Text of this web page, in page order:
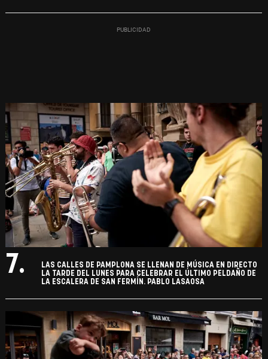
7.
LAS CALLES DE PAMPLONA SE LLENAN DE MÚSICA EN DIRECTO
LA TARDE DEL LUNES PARA CELEBRAR EL ÚLTIMO PELDAÑO DE
LA ESCALERA DE SAN FERMÍN. PABLO LASAOSA